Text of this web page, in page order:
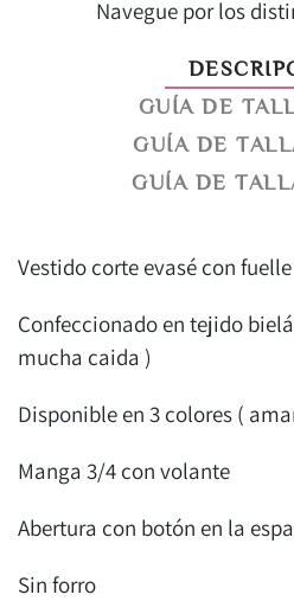
Navegue por los
GUÍA DE
GUÍA DE
GUÍA DE
Vestido corte evasé con
Confeccionado en tejido
mucha caida )
Disponible en 3 colores (
Manga 3/4 con volante
Abertura con botón en la
Sin forro